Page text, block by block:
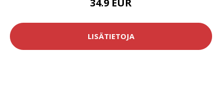
LISÄTIETOJA